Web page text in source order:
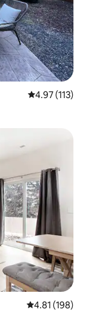
औसत रेटिंग 5 में से
4.97 (113)
औसत रेटिंग 5 में से
4.81 (198)